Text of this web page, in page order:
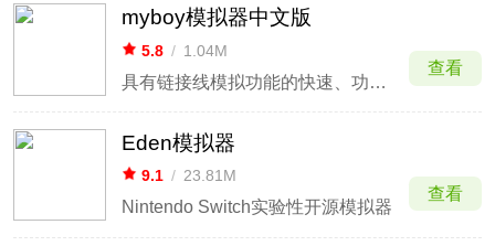
myboy模拟器中文版
5.8 / 1.04M
具有链接线模拟功能的快速、功能齐全的GBA模拟器
查看
Eden模拟器
9.1 / 23.81M
Nintendo Switch实验性开源模拟器
查看